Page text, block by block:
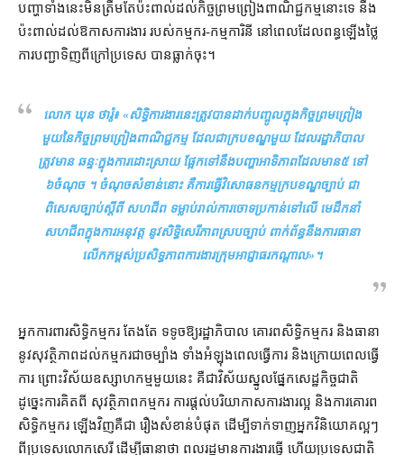
បញ្ហា​ទាំងនេះ​មិន​ត្រឹមតែ​ប៉ះពាល់​ដល់​កិច្ចព្រមព្រៀង​ពាណិជ្ជកម្ម​នោះ​ទេ នឹង
ប៉ះពាល់​ដល់​ឱកាស​ការងារ របស់​កម្មករ​-​កម្មការិនី នៅ​ពេល​ដែល​ពន្ធ​ឡើងថ្លៃ
ការ​បញ្ជា​ទិញ​ពី​ក្រៅប្រទេស បាន​ធ្លាក់ចុះ។
លោក ឃុន ថារ៉ូ៖ «សិទ្ធិ​ការងារ​នេះ​ត្រូវ​បាន​ដាក់បញ្ចូល​ក្នុង​កិច្ចព្រមព្រៀង​
មួយ​នៃ​កិច្ចព្រមព្រៀង​ពាណិជ្ជកម្ម ដែល​ជា​ក្របខណ្ឌ​មួយ ដែល​រដ្ឋាភិបាល​
ត្រូវ​មាន ឆន្ទៈ​ក្នុង​ការ​ដោះស្រាយ ផ្អែក​ទៅ​នឹង​បញ្ហា​អាទិភាព​ដែល​មាន​៥ ទៅ
៦​ចំណុច ។ ចំណុច​សំខាន់​នោះ គឺ​ការ​ធ្វើ​វិសោធនកម្ម​ក្របខណ្ឌ​ច្បាប់ ជា
ពិសេស​ច្បាប់​ស្ដីពី សហជីព ទម្លាប់​រាល់​ការចោទប្រកាន់​ទៅលើ មេដឹកនាំ​
សហជីព​ក្នុង​ការ​អនុវត្ត នូវ​សិទ្ធិ​សេរីភាព​ស្របច្បាប់ ពាក់ព័ន្ធ​នឹង​ការធានា​
លើកកម្ពស់​ប្រសិទ្ធភាព​ការងារ​ក្រុម​អាជ្ញាធរកណ្ដាល»។
អ្នកការពារ​សិទ្ធិ​កម្មករ តែងតែ ទទូច​ឱ្យ​រដ្ឋាភិបាល គោរព​សិទ្ធិ​កម្មករ និង​ធានា​
នូវ​សុវត្ថិភាព​ដល់​កម្មករ​ជា​ចម្បាំង ទាំង​អំឡុង​ពេល​ធ្វើការ និង​ក្រោយពេល​ធ្វើ
ការ ព្រោះ​វិស័យ​ឧស្សាហកម្ម​មួយ​នេះ គឺជា​វិស័យ​ស្នូល​ផ្នែក​សេដ្ឋកិច្ចជាតិ
ដូច្នេះ​ការ​គិត​ពី សុវត្ថិភាព​កម្មករ ការ​ផ្ដល់​បរិយាកាស​ការងារ​ល្អ និង​ការគោរព​
សិទ្ធិ​កម្មករ ឡើងវិញ​គឺជា រឿង​សំខាន់​បំផុត ដើម្បី​ទាក់ទាញ​អ្នក​វិនិយោគ​ល្អៗ
ពី​ប្រទេស​លោក​សេរី ដើម្បី​ធានា​ថា ពលរដ្ឋ​មានការ​ងារ​ធ្វើ ហើយ​ប្រទេសជាតិ​